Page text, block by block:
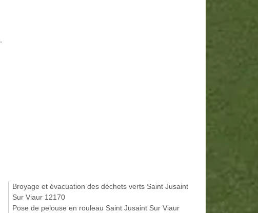
Broyage et évacuation des déchets verts Saint Jusaint
Sur Viaur 12170
Pose de pelouse en rouleau Saint Jusaint Sur Viaur